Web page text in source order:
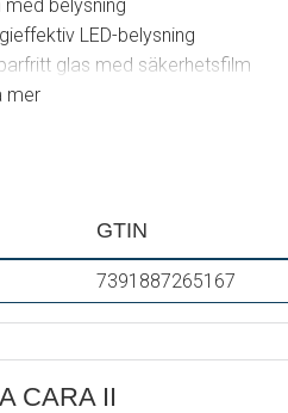
med belysning
LED-belysning
glas med säkerhetsfilm
mer
GTIN
7391887265167
CARA II